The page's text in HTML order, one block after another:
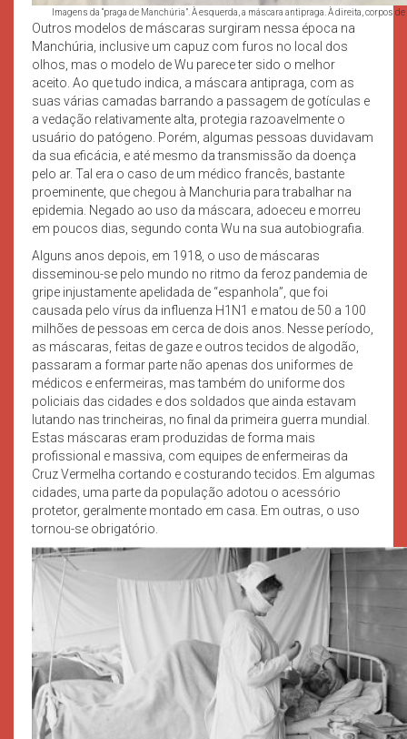
Imagens da “praga de Manchúria”. À esquerda, a máscara antipraga. À direita, corpos
Outros modelos de máscaras surgiram nessa época na
Manchúria, inclusive um capuz com furos no local dos
olhos, mas o modelo de Wu parece ter sido o melhor
aceito. Ao que tudo indica, a máscara antipraga, com as
suas várias camadas barrando a passagem de gotículas e
a vedação relativamente alta, protegia razoavelmente o
usuário do patógeno. Porém, algumas pessoas duvidavam
da sua eficácia, e até mesmo da transmissão da doença
pelo ar. Tal era o caso de um médico francês, bastante
proeminente, que chegou à Manchuria para trabalhar na
epidemia. Negado ao uso da máscara, adoeceu e morreu
em poucos dias, segundo conta Wu na sua autobiografia.
Alguns anos depois, em 1918, o uso de máscaras
disseminou-se pelo mundo no ritmo da feroz pandemia de
gripe injustamente apelidada de “espanhola”, que foi
causada pelo vírus da influenza H1N1 e matou de 50 a 100
milhões de pessoas em cerca de dois anos. Nesse período,
as máscaras, feitas de gaze e outros tecidos de algodão,
passaram a formar parte não apenas dos uniformes de
médicos e enfermeiras, mas também do uniforme dos
policiais das cidades e dos soldados que ainda estavam
lutando nas trincheiras, no final da primeira guerra mundial.
Estas máscaras eram produzidas de forma mais
profissional e massiva, com equipes de enfermeiras da
Cruz Vermelha cortando e costurando tecidos. Em algumas
cidades, uma parte da população adotou o acessório
protetor, geralmente montado em casa. Em outras, o uso
tornou-se obrigatório.